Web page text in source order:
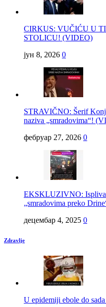
CIRKUS: VUČIĆU U
STOLICU! (VIDEO)
јун 8, 2026 0
STRAVIČNO: Šerif
naziva „smradovima“!
фебруар 27, 2026 0
EKSKLUZIVNO:
„smradovima preko
децембар 4, 2025 0
Zdravlje
U epidemiji ebole do